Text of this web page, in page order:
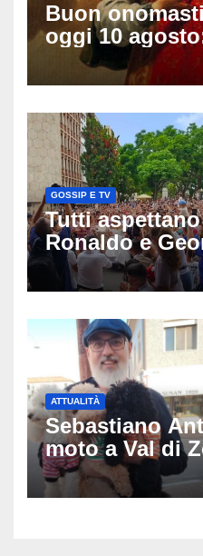
Buon
oggi 10
gif di auguri
sui social
GOSSIP E TV
Tutti
Ronaldo e
alla cattedrale:
matrimonio
ATTUALITÀ
Sebastiano
moto a Val di
schianta con
due cagnolini